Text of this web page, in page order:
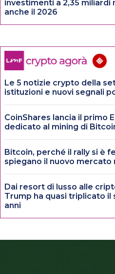
investimenti a 2,35 miliardi
anche il 2026
Le 5 notizie crypto della
istituzioni e nuovi segnali
CoinShares lancia il primo
dedicato al mining di
Bitcoin, perché il rally si è
spiegano il nuovo mercato
Dai resort di lusso alle
Trump ha quasi triplicato il
anni